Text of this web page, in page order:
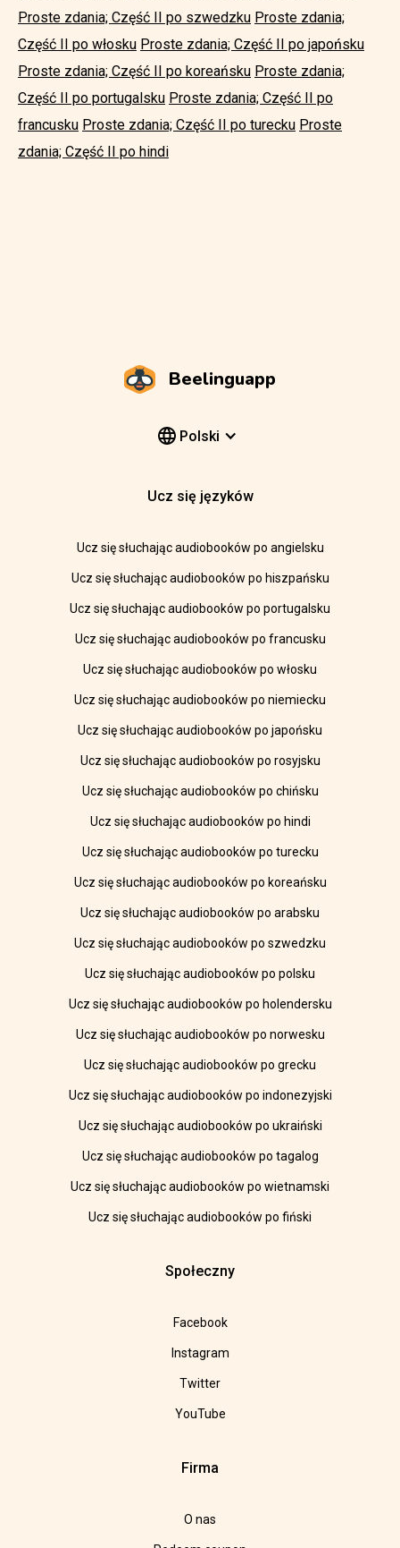
Proste zdania; Część II po szwedzku Proste zdania;
Część II po włosku Proste zdania; Część II po japońsku
Proste zdania; Część II po koreańsku Proste zdania;
Część II po portugalsku Proste zdania; Część II po
francusku Proste zdania; Część II po turecku Proste
zdania; Część II po hindi
Beelinguapp
Polski
Ucz się języków
Ucz się słuchając audiobooków po angielsku
Ucz się słuchając audiobooków po hiszpańsku
Ucz się słuchając audiobooków po portugalsku
Ucz się słuchając audiobooków po francusku
Ucz się słuchając audiobooków po włosku
Ucz się słuchając audiobooków po niemiecku
Ucz się słuchając audiobooków po japońsku
Ucz się słuchając audiobooków po rosyjsku
Ucz się słuchając audiobooków po chińsku
Ucz się słuchając audiobooków po hindi
Ucz się słuchając audiobooków po turecku
Ucz się słuchając audiobooków po koreańsku
Ucz się słuchając audiobooków po arabsku
Ucz się słuchając audiobooków po szwedzku
Ucz się słuchając audiobooków po polsku
Ucz się słuchając audiobooków po holendersku
Ucz się słuchając audiobooków po norwesku
Ucz się słuchając audiobooków po grecku
Ucz się słuchając audiobooków po indonezyjski
Ucz się słuchając audiobooków po ukraiński
Ucz się słuchając audiobooków po tagalog
Ucz się słuchając audiobooków po wietnamski
Ucz się słuchając audiobooków po fiński
Społeczny
Facebook
Instagram
Twitter
YouTube
Firma
O nas